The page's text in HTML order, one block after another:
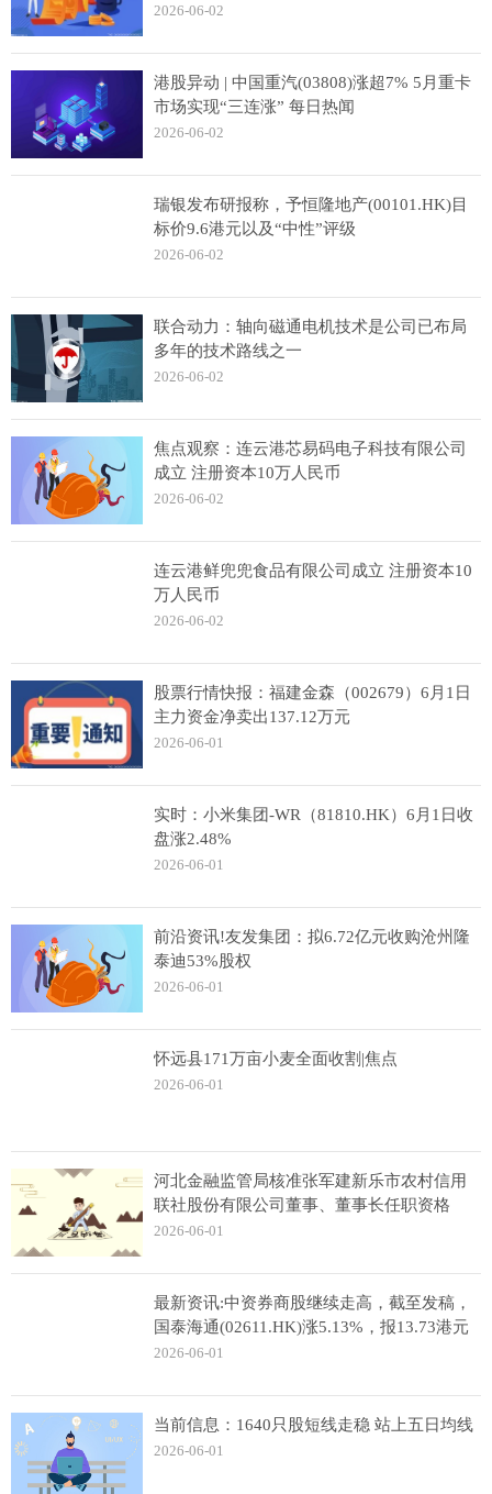
2026-06-02
港股异动 | 中国重汽(03808)涨超7% 5月重卡
市场实现“三连涨” 每日热闻
2026-06-02
瑞银发布研报称，予恒隆地产(00101.HK)目
标价9.6港元以及“中性”评级
2026-06-02
联合动力：轴向磁通电机技术是公司已布局
多年的技术路线之一
2026-06-02
焦点观察：连云港芯易码电子科技有限公司
成立 注册资本10万人民币
2026-06-02
连云港鲜兜兜食品有限公司成立 注册资本10
万人民币
2026-06-02
股票行情快报：福建金森（002679）6月1日
主力资金净卖出137.12万元
2026-06-01
实时：小米集团-WR（81810.HK）6月1日收
盘涨2.48%
2026-06-01
前沿资讯!友发集团：拟6.72亿元收购沧州隆
泰迪53%股权
2026-06-01
怀远县171万亩小麦全面收割|焦点
2026-06-01
河北金融监管局核准张军建新乐市农村信用
联社股份有限公司董事、董事长任职资格
2026-06-01
最新资讯:中资券商股继续走高，截至发稿，
国泰海通(02611.HK)涨5.13%，报13.73港元
2026-06-01
当前信息：1640只股短线走稳 站上五日均线
2026-06-01